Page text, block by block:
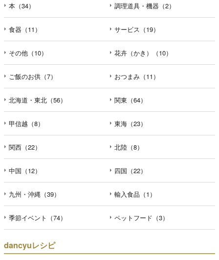
本（34） 調理道具・機器（2）
食器（11） サービス（19）
その他（10） 花卉（かき）（10）
ご飯のお供（7） おつまみ（11）
北海道・東北（56） 関東（64）
甲信越（8） 東海（23）
関西（22） 北陸（8）
中国（12） 四国（22）
九州・沖縄（39） 輸入食品（1）
季節イベント（74） ペットフード（3）
dancyuレシピ